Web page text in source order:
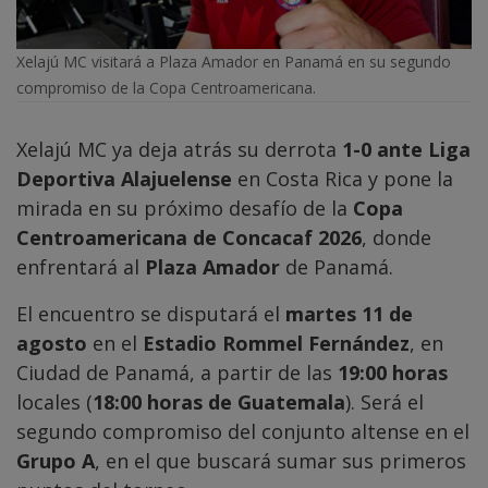
Xelajú MC visitará a Plaza Amador en Panamá en su segundo
compromiso de la Copa Centroamericana.
Xelajú MC ya deja atrás su derrota 1-0 ante Liga
Deportiva Alajuelense en Costa Rica y pone la
mirada en su próximo desafío de la Copa
Centroamericana de Concacaf 2026, donde
enfrentará al Plaza Amador de Panamá.
El encuentro se disputará el martes 11 de
agosto en el Estadio Rommel Fernández, en
Ciudad de Panamá, a partir de las 19:00 horas
locales (18:00 horas de Guatemala). Será el
segundo compromiso del conjunto altense en el
Grupo A, en el que buscará sumar sus primeros